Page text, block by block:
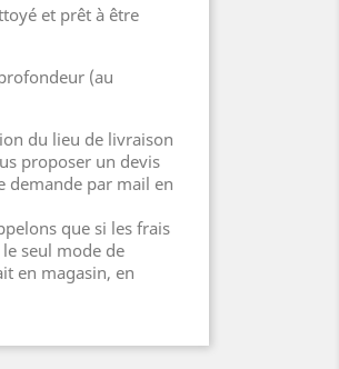
et prêt à être
(au
du lieu de livraison
proposer un devis
demande par mail en
que si les frais
seul mode de
en magasin, en